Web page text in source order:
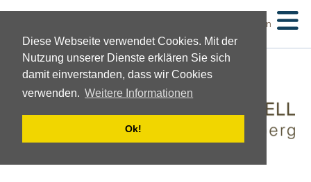
Diese Webseite verwendet Cookies. Mit der
Nutzung unserer Dienste erklären Sie sich
damit einverstanden, dass wir Cookies
verwenden. Weitere Informationen
Ok!
Suchen